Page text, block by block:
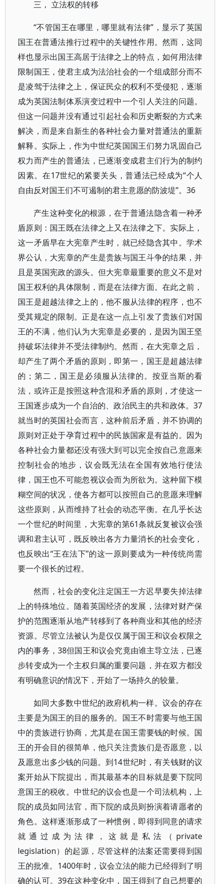
三， 立法权的转移
“不管国王在哪里，哪里就有法律”，显示了英国
国王在普通法推行过程中的关键性作用。然而，这同
样也显示出国王高居于法律之上的特点，如何用法律
限制国王，使君主成为法治社会的一个组成部分而不
是凌驾于法律之上，保证民众的权利不受侵犯，逐渐
成为英国法制体系演变过程中一个引人关注的问题。
但这一问题并没有通过引起社会和历史断裂的方式来
解决，而是来自新生的各种社会力量对普通法的重新
解释。实际上，作为中世纪英国国王们努力巩固自己
权力而产生的普通法，已逐渐变成君主们行为的制约
因素。在17世纪的紧要关头，普通法已经成为“个人
自由反对国王们不可遏制的君主意愿的防波堤”。36
产生这种变化的根源，在于普通法隐含着一种矛
盾原则：国王既在法律之上又在法律之下。实际上，
这一矛盾早在大宪章产生时，就已经隐含其中。学术
界公认，大宪章的产生是贵族与国王斗争的结果，并
且是英国宪政的源头。但大宪章最重要的意义不是对
国王权利的具体限制，而是在法律方面。在此之前，
国王是超越法律之上的，他不服从法律的程序，也不
受其规定的限制。正是在这一点上引发了贵族们对国
王的不满，他们认为大宪章是必要的，是因为国王坚
持破坏法律并不受法律制约。然而，在大宪章之后，
却产生了两个矛盾的原则，即第一，国王是超越法律
的；第二，国王是必须服从法律的。按亚当斯的看
法，或许正是按照这种含混和矛盾的原则，才使这一
王国逐步成为一个自治的、政治民主的共和政体。37
就当时的英国社会而言，这种前后矛盾，并不协调的
原则对正处于孕育过程中的民族国家是有益的。因为
各种社会力量都还没有强大到可以完全按自己意愿来
控制社会的地步，议会既无法在全国有效地行使法
律，国王也不可能忽视议会而为所欲为。这种留下模
糊空间的状况，使各方都可以按照自己的意愿来理解
这些原则，从而维持了社会的动态平衡。在几乎长达
一个世纪的时间里，大宪章的第61条就反复被议会强
调和君主认可，既反映出各方力量消长的社会变化，
也反映出“王在法下”的这一原则要成为一种传统尚需
要一个很长的过程。
然而，社会的变化注定国王一方迟早要失掉法律
上的特殊地位。随着英国经济的发展，法律对财产保
护的范围逐渐从地产转移到了各种商业和其他的经济
资源。尽管立法被认为是仅仅属于国王和议会权限之
内的事务，38但国王和议会究竟由谁主导立法，已逐
步转变成为一个主权归属的重要问题，并在双方都没
有明确意识的情况下，开始了一场持久的较量。
如同大多数中世纪的政府机构一样。议会的存在
主要是为国王的目的服务的。国王不时需要与他王国
中的贵族进行协商，尤其是在国王需要钱的时候。国
王的开会目的很简单，他只关注贵族们是否愿意，以
及愿意出多少钱的问题。到14世纪时，有关钱财的议
案开始从下院提出，而其最基本的目标就是要下院同
意国王的税收。中世纪的议会也是一个司法机构，上
院的成员如同法官，而下院的成员则扮演着请愿者的
角色。这样逐渐形成了一种惯例，即得到同意的请求
就通过成为法律，这就是私法（private
legislation）的起源，尽管这样的法案还需要得到国
王的批准。1400年时，议会立法的能力已经得到了明
确的认可。39在这种变化中，国王得到了自己想要的